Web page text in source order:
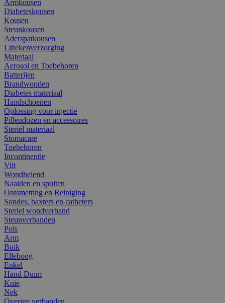
Armkousen
Diabeteskousen
Kousen
Steunkousen
Aderspatkousen
Littekenverzorging
Materiaal
Aerosol en Toebehoren
Batterijen
Brandwonden
Diabetes materiaal
Handschoenen
Oplossing voor injectie
Pillendozen en accessoires
Steriel materiaal
Stomacare
Toebehoren
Incontinentie
Vilt
Wondhelend
Naalden en spuiten
Ontsmetting en Reiniging
Sondes, baxters en catheters
Steriel wondverband
Steunverbanden
Pols
Arm
Buik
Elleboog
Enkel
Hand Duim
Knie
Nek
Overige verbanden